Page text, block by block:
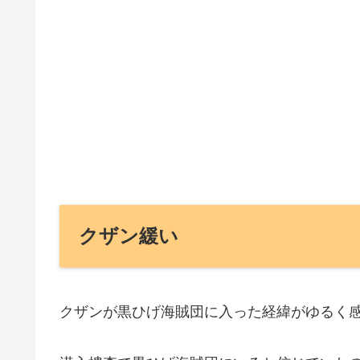
クザン緩い
クザンが黒ひげ海賊団に入った経緯がゆるく